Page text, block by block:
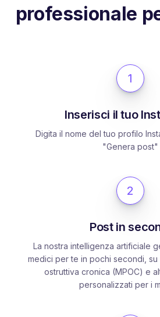
professionale
1
Inserisci il tuo
Digita il nome del tuo profilo
"Genera post"
2
Post in
La nostra intelligenza artificiale
medici per te in pochi secondi, su
ostruttiva cronica (MPOC) e
personalizzati per i